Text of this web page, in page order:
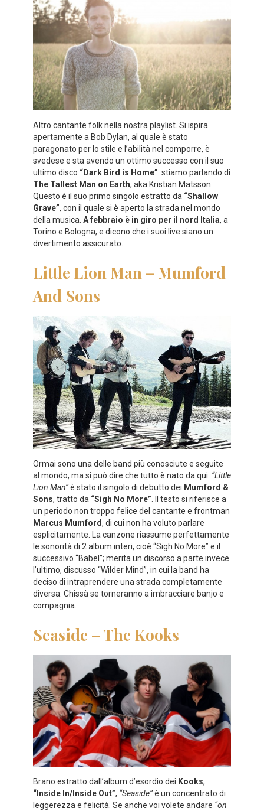
Altro cantante folk nella nostra playlist. Si ispira
apertamente a Bob Dylan, al quale è stato
paragonato per lo stile e l’abilità nel comporre, è
svedese e sta avendo un ottimo successo con il suo
ultimo disco “Dark Bird is Home”: stiamo parlando di
The Tallest Man on Earth, aka Kristian Matsson.
Questo è il suo primo singolo estratto da “Shallow
Grave”, con il quale si è aperto la strada nel mondo
della musica. A febbraio è in giro per il nord Italia, a
Torino e Bologna, e dicono che i suoi live siano un
divertimento assicurato.
Little Lion Man – Mumford
And Sons
Ormai sono una delle band più conosciute e seguite
al mondo, ma si può dire che tutto è nato da qui. “Little
Lion Man”è stato il singolo di debutto dei Mumford &
Sons, tratto da “Sigh No More”. Il testo si riferisce a
un periodo non troppo felice del cantante e frontman
Marcus Mumford, di cui non ha voluto parlare
esplicitamente. La canzone riassume perfettamente
le sonorità di 2 album interi, cioè “Sigh No More” e il
successivo “Babel”; merita un discorso a parte invece
l’ultimo, discusso “Wilder Mind”, in cui la band ha
deciso di intraprendere una strada completamente
diversa. Chissà se torneranno a imbracciare banjo e
compagnia.
Seaside – The Kooks
Brano estratto dall’album d’esordio dei Kooks,
“Inside In/Inside Out”, “Seaside”è un concentrato di
leggerezza e felicità. Se anche voi volete andare “on